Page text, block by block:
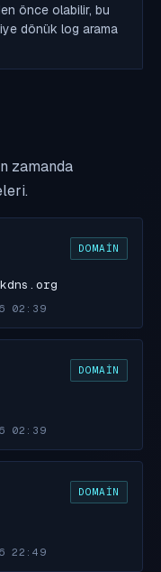
önce olabilir, bu
dönük log arama
zamanda
DOMAIN
02:39
DOMAIN
02:39
DOMAIN
22:49